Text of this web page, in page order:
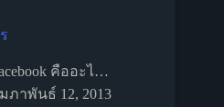
คืออะไ…
ภาพันธ์ 12, 2013